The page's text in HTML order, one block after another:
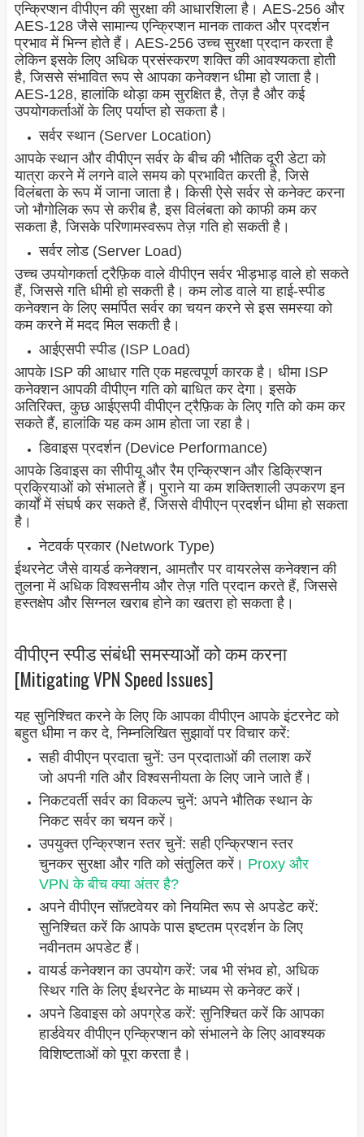
एन्क्रिप्शन वीपीएन की सुरक्षा की आधारशिला है। AES-256 और
AES-128 जैसे सामान्य एन्क्रिप्शन मानक ताकत और प्रदर्शन
प्रभाव में भिन्न होते हैं। AES-256 उच्च सुरक्षा प्रदान करता है
लेकिन इसके लिए अधिक प्रसंस्करण शक्ति की आवश्यकता होती
है, जिससे संभावित रूप से आपका कनेक्शन धीमा हो जाता है।
AES-128, हालांकि थोड़ा कम सुरक्षित है, तेज़ है और कई
उपयोगकर्ताओं के लिए पर्याप्त हो सकता है।
सर्वर स्थान (Server Location)
आपके स्थान और वीपीएन सर्वर के बीच की भौतिक दूरी डेटा को
यात्रा करने में लगने वाले समय को प्रभावित करती है, जिसे
विलंबता के रूप में जाना जाता है। किसी ऐसे सर्वर से कनेक्ट करना
जो भौगोलिक रूप से करीब है, इस विलंबता को काफी कम कर
सकता है, जिसके परिणामस्वरूप तेज़ गति हो सकती है।
सर्वर लोड (Server Load)
उच्च उपयोगकर्ता ट्रैफ़िक वाले वीपीएन सर्वर भीड़भाड़ वाले हो सकते
हैं, जिससे गति धीमी हो सकती है। कम लोड वाले या हाई-स्पीड
कनेक्शन के लिए समर्पित सर्वर का चयन करने से इस समस्या को
कम करने में मदद मिल सकती है।
आईएसपी स्पीड (ISP Load)
आपके ISP की आधार गति एक महत्वपूर्ण कारक है। धीमा ISP
कनेक्शन आपकी वीपीएन गति को बाधित कर देगा। इसके
अतिरिक्त, कुछ आईएसपी वीपीएन ट्रैफ़िक के लिए गति को कम कर
सकते हैं, हालांकि यह कम आम होता जा रहा है।
डिवाइस प्रदर्शन (Device Performance)
आपके डिवाइस का सीपीयू और रैम एन्क्रिप्शन और डिक्रिप्शन
प्रक्रियाओं को संभालते हैं। पुराने या कम शक्तिशाली उपकरण इन
कार्यों में संघर्ष कर सकते हैं, जिससे वीपीएन प्रदर्शन धीमा हो सकता
है।
नेटवर्क प्रकार (Network Type)
ईथरनेट जैसे वायर्ड कनेक्शन, आमतौर पर वायरलेस कनेक्शन की
तुलना में अधिक विश्वसनीय और तेज़ गति प्रदान करते हैं, जिससे
हस्तक्षेप और सिग्नल खराब होने का खतरा हो सकता है।
वीपीएन स्पीड संबंधी समस्याओं को कम करना
[Mitigating VPN Speed Issues]
यह सुनिश्चित करने के लिए कि आपका वीपीएन आपके इंटरनेट को
बहुत धीमा न कर दे, निम्नलिखित सुझावों पर विचार करें:
सही वीपीएन प्रदाता चुनें: उन प्रदाताओं की तलाश करें
जो अपनी गति और विश्वसनीयता के लिए जाने जाते हैं।
निकटवर्ती सर्वर का विकल्प चुनें: अपने भौतिक स्थान के
निकट सर्वर का चयन करें।
उपयुक्त एन्क्रिप्शन स्तर चुनें: सही एन्क्रिप्शन स्तर
चुनकर सुरक्षा और गति को संतुलित करें। Proxy और
VPN के बीच क्या अंतर है?
अपने वीपीएन सॉफ़्टवेयर को नियमित रूप से अपडेट करें:
सुनिश्चित करें कि आपके पास इष्टतम प्रदर्शन के लिए
नवीनतम अपडेट हैं।
वायर्ड कनेक्शन का उपयोग करें: जब भी संभव हो, अधिक
स्थिर गति के लिए ईथरनेट के माध्यम से कनेक्ट करें।
अपने डिवाइस को अपग्रेड करें: सुनिश्चित करें कि आपका
हार्डवेयर वीपीएन एन्क्रिप्शन को संभालने के लिए आवश्यक
विशिष्टताओं को पूरा करता है।